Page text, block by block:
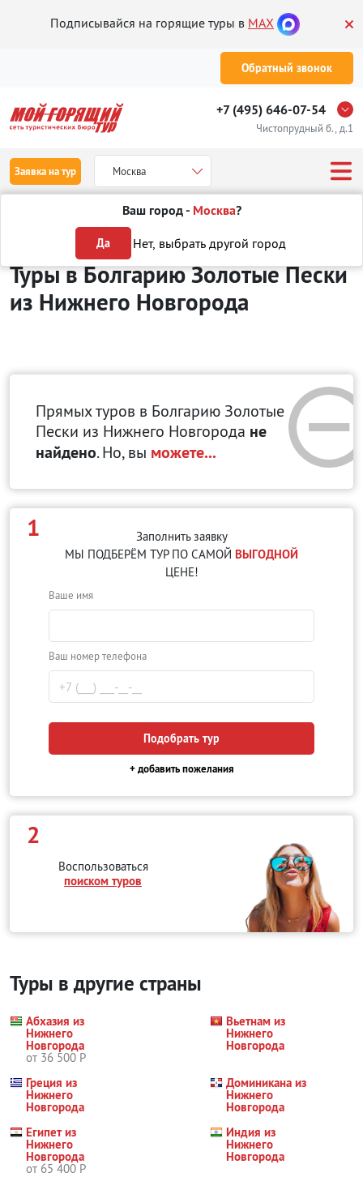
Подписывайся на горящие туры в MAX
Обратный звонок
+7 (495) 646-07-54
Чистопрудный б., д.1
Заявка на тур Москва
Ваш город - Москва?
Да Нет, выбрать другой город
Туры из Нижнего Новгорода Отдых в Болгарии
Туры в Болгарию Золотые Пески
из Нижнего Новгорода
Прямых туров в Болгарию Золотые
Пески из Нижнего Новгорода не
найдено. Но, вы можете...
1
Заполнить заявку
МЫ ПОДБЕРЁМ ТУР ПО САМОЙ ВЫГОДНОЙ
ЦЕНЕ!
Ваше имя
Ваш номер телефона
Подобрать тур
+ добавить пожелания
2
Воспользоваться
поиском туров
Туры в другие страны
Абхазия из
Нижнего
Новгорода
от 36 500 Р
Вьетнам из
Нижнего
Новгорода
Греция из
Нижнего
Новгорода
Доминикана из
Нижнего
Новгорода
Египет из
Нижнего
Новгорода
от 65 400 Р
Индия из
Нижнего
Новгорода